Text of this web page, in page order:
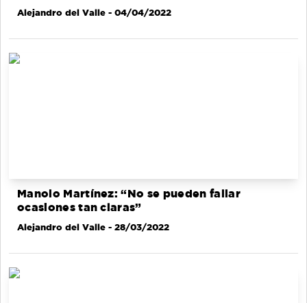
Alejandro del Valle - 04/04/2022
Manolo Martínez: “No se pueden fallar
ocasiones tan claras”
Alejandro del Valle - 28/03/2022